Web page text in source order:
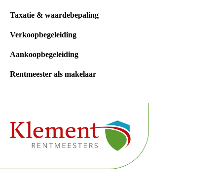
Taxatie & waardebepaling
Verkoopbegeleiding
Aankoopbegeleiding
Rentmeester als makelaar